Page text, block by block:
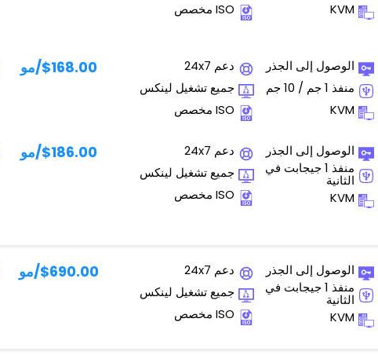
KVM
ISO مخصص
الوصول إلى الجذر
منفذ 1 جم / 10 جم
KVM
دعم 24x7
جميع تشغيل لينكس
ISO مخصص
$168.00/مو
الوصول إلى الجذر
منفذ 1 جيجابت في
الثانية
KVM
دعم 24x7
جميع تشغيل لينكس
ISO مخصص
$186.00/مو
الوصول إلى الجذر
منفذ 1 جيجابت في
الثانية
KVM
دعم 24x7
جميع تشغيل لينكس
ISO مخصص
$690.00/مو